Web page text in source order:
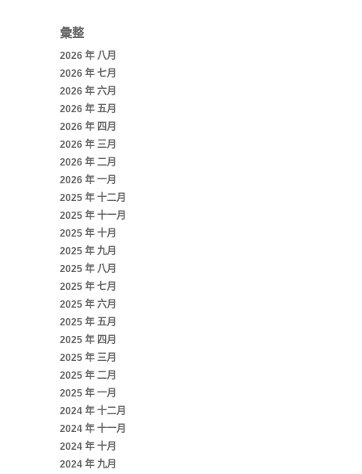
彙整
2026 年 八月
2026 年 七月
2026 年 六月
2026 年 五月
2026 年 四月
2026 年 三月
2026 年 二月
2026 年 一月
2025 年 十二月
2025 年 十一月
2025 年 十月
2025 年 九月
2025 年 八月
2025 年 七月
2025 年 六月
2025 年 五月
2025 年 四月
2025 年 三月
2025 年 二月
2025 年 一月
2024 年 十二月
2024 年 十一月
2024 年 十月
2024 年 九月